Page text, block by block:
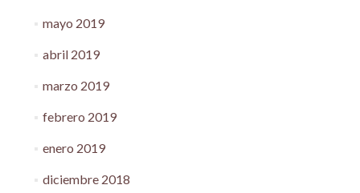
mayo 2019
abril 2019
marzo 2019
febrero 2019
enero 2019
diciembre 2018